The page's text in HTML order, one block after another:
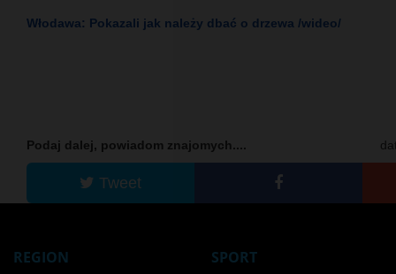
Włodawa: Pokazali jak należy dbać o drzewa /wideo/
Podaj dalej, powiadom znajomych....
Tweet
REGION SPORT